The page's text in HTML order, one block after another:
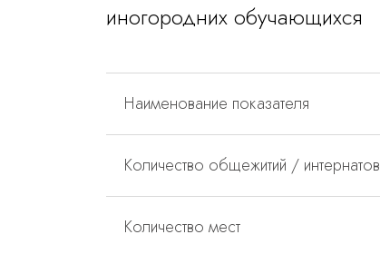
иногородних обучающихся
Наименование показателя
Количество общежитий / интернатов
Количество мест